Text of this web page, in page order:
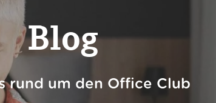
Düsseldorf Königsallee
Frankfurt am Main Goethestraße
Hamburg Ballindamm
Blog
rund um den Office Club